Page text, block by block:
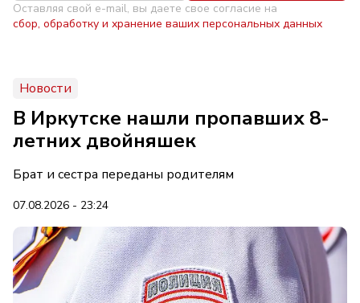
Оставляя свой e-mail, вы даете свое согласие на
сбор, обработку и хранение ваших персональных данных
Новости
В Иркутске нашли пропавших 8-
летних двойняшек
Брат и сестра переданы родителям
07.08.2026 - 23:24